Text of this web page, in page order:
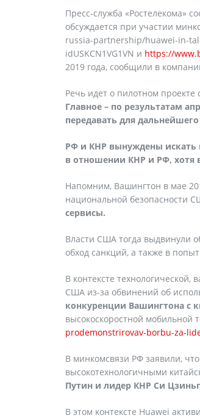
Пресс-служба «Ростелекома»
обсуждается при участии
russia-partnership/huawei-in-
idUSKCN1VG1VN и https://
2019 года, сообщили в
Речь идет о пилотном
Главное – по результатам
передавать для
РФ и КНР вынуждены искать
в отношении КНР и РФ, хотя
Напомним, Вашингтон в мае
национальной безопасности
сервисы.
Власти США тогда выдвинули
обход санкций, а также в
В контексте
США из-за обвинений об
конкуренции Вашингтона с
высокоскоростной мобильной
prodemonstrirovav-borbu-za-
В минкомсвязи РФ заявили,
высокотехнологичными
Путин и лидер КНР Си
В этом контексте Huawei